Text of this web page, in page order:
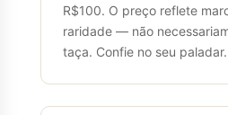
R$100. O preço reflete
raridade — não
taça. Confie no seu paladar.